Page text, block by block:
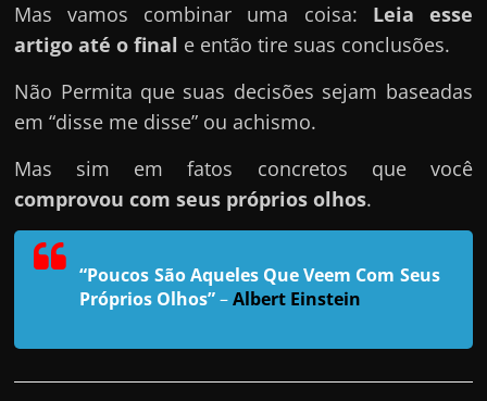
i
n
h
r
o
e
a
?
Mas vamos combinar uma coisa: Leia esse
artigo até o final e então tire suas conclusões.
Não Permita que suas decisões sejam baseadas
em “disse me disse” ou achismo.
Mas sim em fatos concretos que você
comprovou com seus próprios olhos.
“Poucos São Aqueles Que Veem Com Seus
Próprios Olhos”–Albert Einstein